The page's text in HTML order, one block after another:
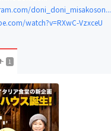
doni_doni_misakoson...
watch?v=RXwC-VzxceU
1